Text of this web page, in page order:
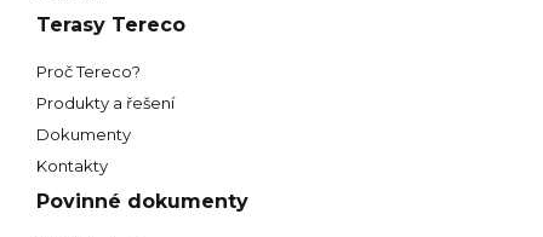
Terasy Tereco
Proč Tereco?
Produkty a řešení
Dokumenty
Kontakty
Povinné dokumenty